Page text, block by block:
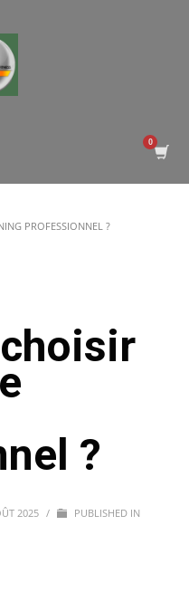
PROFESSIONNEL ?
?
2025 /
PUBLISHED IN